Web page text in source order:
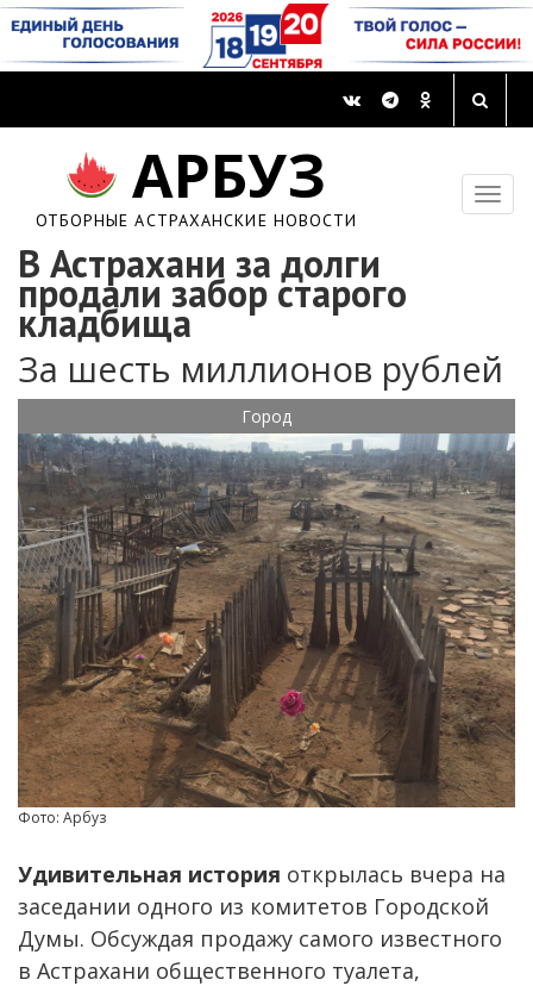
АРБУЗ
ОТБОРНЫЕ АСТРАХАНСКИЕ НОВОСТИ
В Астрахани за долги
продали забор старого
кладбища
За шесть миллионов рублей
Город
Фото: Арбуз
Удивительная история открылась вчера на
заседании одного из комитетов Городской
Думы. Обсуждая продажу самого известного
в Астрахани общественного туалета,